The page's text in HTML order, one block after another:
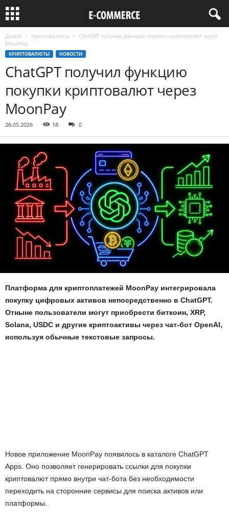
Домой Криптовалюты
ChatGPT получил функцию покупки криптовалют через
MoonPay
КРИПТОВАЛЮТЫ НОВОСТИ
ChatGPT получил функцию
покупки криптовалют через
MoonPay
26.05.2026 18 0
Платформа для криптоплатежей MoonPay интегрировала
покупку цифровых активов непосредственно в ChatGPT.
Отныне пользователи могут приобрести биткоин, XRP,
Solana, USDC и другие криптоактивы через чат-бот OpenAI,
используя обычные текстовые запросы.
Новое приложение MoonPay появилось в каталоге ChatGPT
Apps. Оно позволяет генерировать ссылки для покупки
криптовалют прямо внутри чат-бота без необходимости
переходить на сторонние сервисы для поиска активов или
платформы.